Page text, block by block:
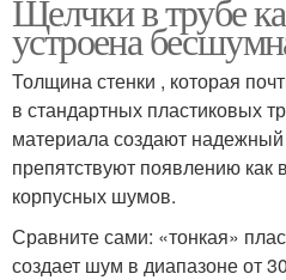
Щелчки в трубе
устроена
Толщина стенки , которая
в стандартных пластиковых
материала создают надежный
препятствуют появлению как
корпусных шумов.
Сравните сами: «тонкая»
создает шум в диапазоне от